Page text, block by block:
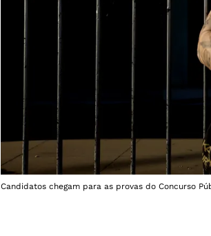
Candidatos chegam para as provas do Concurso